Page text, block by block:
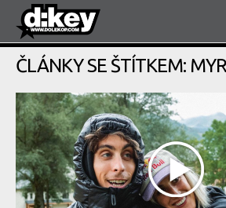
ČLÁNKY SE ŠTÍTKEM: